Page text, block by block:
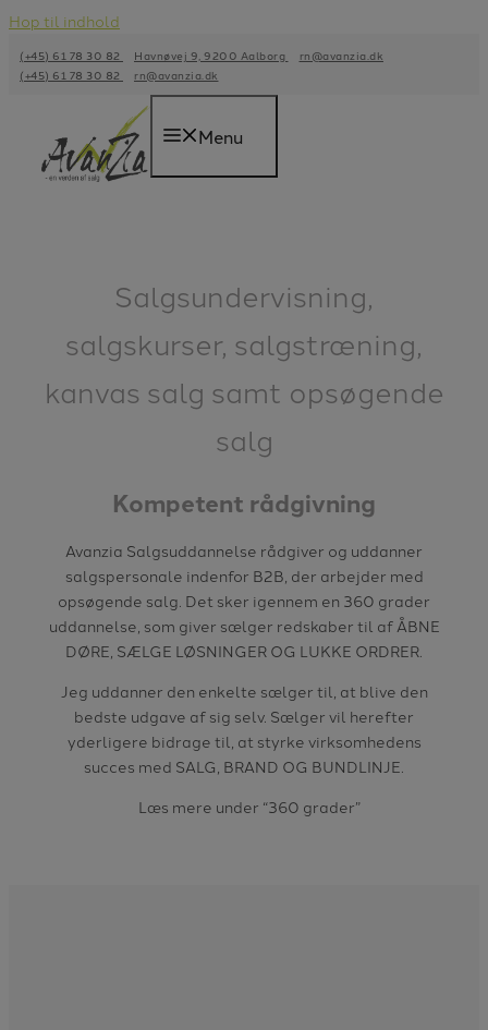
Hop til indhold
(+45) 61 78 30 82 Havnøvej 9, 9200 Aalborg
rn@avanzia.dk
(+45) 61 78 30 82
rn@avanzia.dk
Menu
Salgsundervisning,
salgskurser, salgstræning,
kanvas salg samt opsøgende
salg
Kompetent rådgivning
Avanzia Salgsuddannelse rådgiver og uddanner
salgspersonale indenfor B2B, der arbejder med
opsøgende salg. Det sker igennem en 360 grader
uddannelse, som giver sælger redskaber til af ÅBNE
DØRE, SÆLGE LØSNINGER OG LUKKE ORDRER.
Jeg uddanner den enkelte sælger til, at blive den
bedste udgave af sig selv. Sælger vil herefter
yderligere bidrage til, at styrke virksomhedens
succes med SALG, BRAND OG BUNDLINJE.
Læs mere under “360 grader”